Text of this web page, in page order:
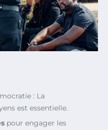
: La
est essentielle.
pour engager les